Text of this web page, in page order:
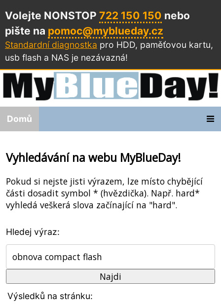
Volejte NONSTOP 722 150 150 nebo
pište na pomoc@myblueday.cz
Standardní diagnostka pro HDD, paměťovou kartu,
usb flash a NAS je nezávazná!
Domů
Vyhledávání na webu MyBlueDay!
Pokud si nejste jisti výrazem, lze místo chybějící
části dosadit symbol * (hvězdička). Např. hard*
vyhledá veškerá slova začínající na "hard".
Hledej výraz:
Výsledků na stránku: